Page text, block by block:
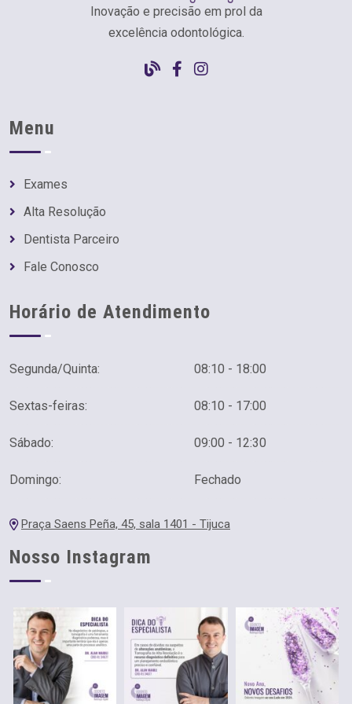
Inovação e precisão em prol da
excelência odontológica.
Menu
Exames
Alta Resolução
Dentista Parceiro
Fale Conosco
Horário de Atendimento
Segunda/Quinta: 08:10 - 18:00
Sextas-feiras: 08:10 - 17:00
Sábado: 09:00 - 12:30
Domingo: Fechado
Praça Saens Peña, 45, sala 1401 - Tijuca
Nosso Instagram